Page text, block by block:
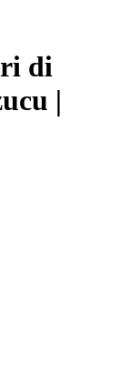
di
|